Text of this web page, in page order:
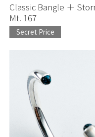
Classic Bangle ＋
Mt. 167
Secret Price